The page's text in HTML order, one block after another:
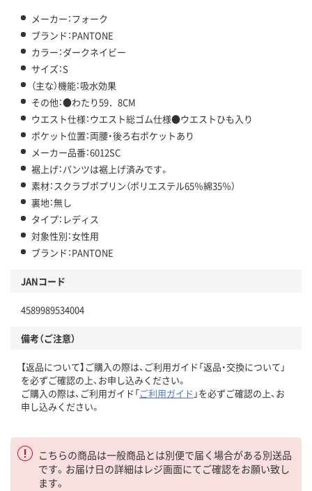
メーカー：フォーク
ブランド：PANTONE
カラー：ダークネイビー
サイズ：S
（主な）機能：吸水効果
その他：●わたり59．8CM
ウエスト仕様：ウエスト総ゴム仕様●ウエストひも入り
ポケット位置：両腰・後ろ右ポケットあり
メーカー品番：6012SC
裾上げ：パンツは裾上げ済みです。
素材：スクラブポプリン（ポリエステル65％綿35％）
裏地：無し
タイプ：レディス
対象性別：女性用
ブランド：PANTONE
JANコード
4589989534004
備考（ご注意）
【返品について】ご購入の際は、ご利用ガイド「返品・交換について」
を必ずご確認の上、お申し込みください。
ご購入の際は、ご利用ガイド「ご利用ガイド 」を必ずご確認の上、お
申し込みください。
こちらの商品は一般商品とは別便で届く場合がある別送品
です。お届け日の詳細はレジ画面にてご確認をお願い致し
ます。